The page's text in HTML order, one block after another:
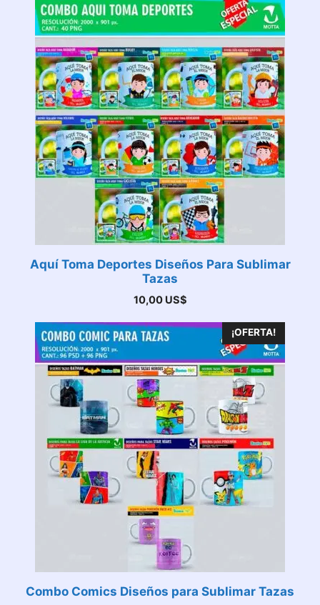
era:
50,00 US$.
es:
20,00 US$.
Aquí Toma Deportes Diseños Para Sublimar
Tazas
10,00 US$
¡OFERTA!
Combo Comics Diseños para Sublimar Tazas